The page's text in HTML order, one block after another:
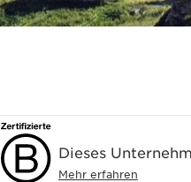
Dieses
Mehr erfahren